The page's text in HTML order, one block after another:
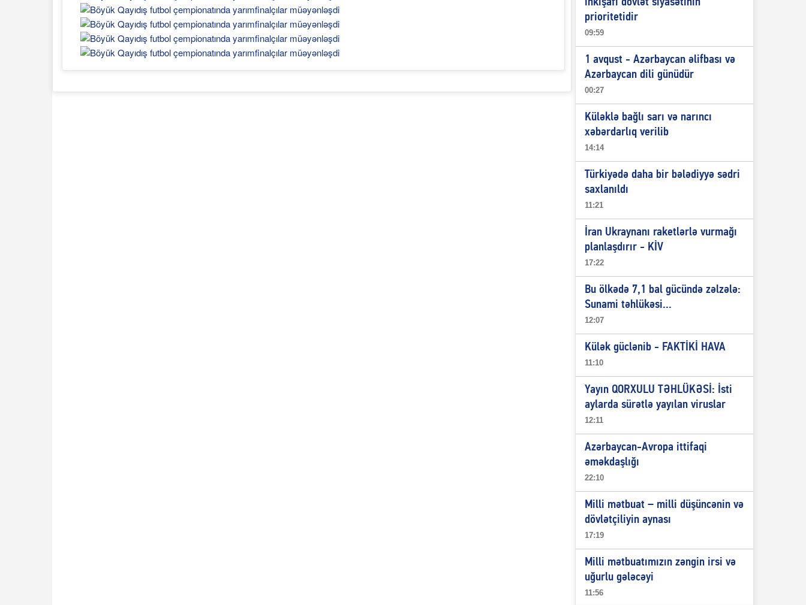
inkişafı dövlət siyasətinin
prioritetidir
09:59
1 avqust - Azərbaycan əlifbası və
Azərbaycan dili günüdür
00:27
Küləklə bağlı sarı və narıncı
xəbərdarlıq verilib
14:14
Türkiyədə daha bir bələdiyyə sədri
saxlanıldı
11:21
İran Ukraynanı raketlərlə vurmağı
planlaşdırır - KİV
17:22
Bu ölkədə 7,1 bal gücündə zəlzələ:
Sunami təhlükəsi...
12:07
Külək güclənib - FAKTİKİ HAVA
11:10
Yayın QORXULU TƏHLÜKƏSİ: İsti
aylarda sürətlə yayılan viruslar
12:11
Azərbaycan-Avropa ittifaqi
əməkdaşlığı
22:10
Milli mətbuat – milli düşüncənin və
dövlətçiliyin aynası
17:19
Milli mətbuatımızın zəngin irsi və
uğurlu gələcəyi
11:56